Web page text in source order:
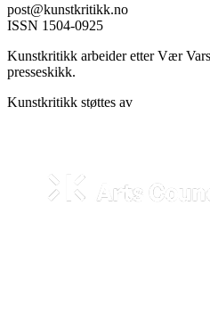
post@kunstkritikk.no
ISSN 1504-0925
Kunstkritikk arbeider etter Vær
presseskikk.
Kunstkritikk støttes av